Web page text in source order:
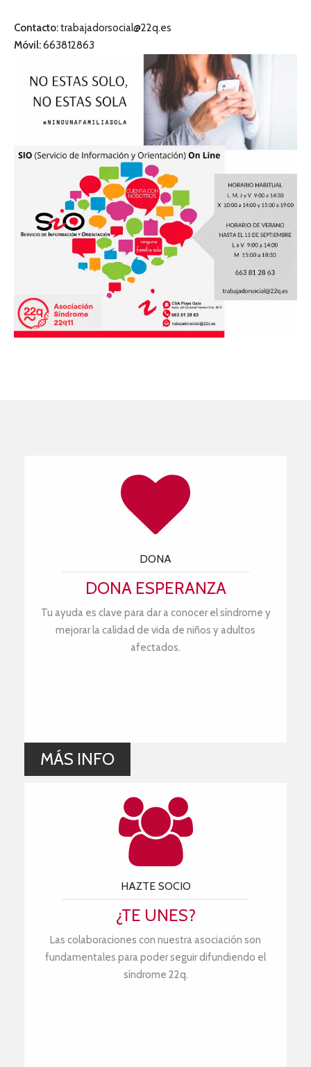
Contacto:trabajadorsocial@22q.es
Móvil:663812863
DONA
DONA ESPERANZA
Tu ayuda es clave para dar a conocer el síndrome y
mejorar la calidad de vida de niños y adultos
afectados.
MÁS INFO
HAZTE SOCIO
¿TE UNES?
Las colaboraciones con nuestra asociación son
fundamentales para poder seguir difundiendo el
síndrome 22q.